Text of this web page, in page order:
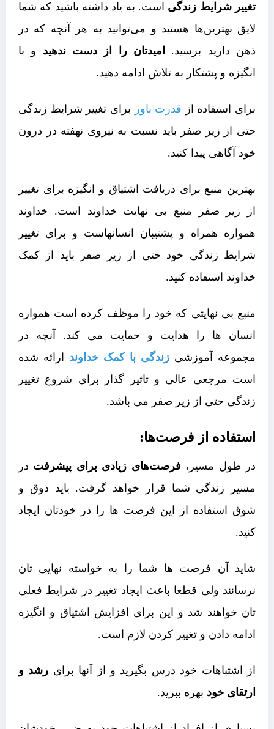
تغییر شرایط زندگی است. به یاد داشته باشید که شما
لایق بهترین‌ها هستید و می‌توانید به هر آنچه که در
ذهن دارید برسید.
امیدتان را از دست ندهید و با
انگیزه و پشتکار به تلاش ادامه دهید.
برای استفاده از قدرت باور برای تغییر شرایط زندگی
حتی از زیر صفر باید نسبت به نیروی نهفته در درون
خود آگاهی پیدا کنید.
بهترین منبع برای دریافت اشتیاق و انگیزه برای تغییر
از زیر صفر منبع بی نهایت خداوند است. خداوند
همواره همراه و پشتیبان انسانهاست و برای تغییر
شرایط زندگی خود حتی از زیر صفر باید از کمک
خداوند استفاده کنید.
منبع بی نهایتی که خود را موظف کرده است همواره
انسان ها را هدایت و حمایت می کند. آنچه در
مجموعه آموزشی زندگی با کمک خداوند ارائه شده
است مرجعی عالی و تاثیر گذار برای شروع تغییر
زندگی حتی از زیر صفر می باشد.
استفاده از فرصت‌ها:
در طول مسیر، فرصت‌های زیادی برای پیشرفت در
مسیر زندگی شما قرار خواهد گرفت. باید ذوق و
شوق استفاده از این فرصت ها را در خودتان ایجاد
کنید.
شاید آن فرصت ها شما را به خواسته نهایی تان
نرسانند ولی قطعا باعث ایجاد تغییر در شرایط فعلی
تان خواهند شد و این برای افزایش اشتیاق و انگیزه
ادامه دادن و تغییر کردن لازم است.
از اشتباهات خود درس بگیرید و از آنها برای رشد و
ارتقای خود بهره ببرید.